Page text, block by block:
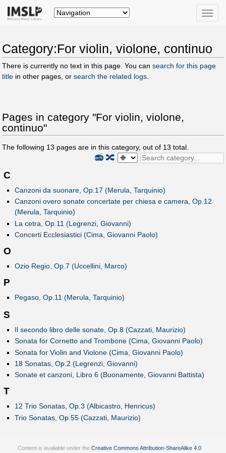
Toggle
Category:For violin, violone, continuo
There is currently no text in this page. You can search for this page
title in other pages, or search the related logs
Pages in category "For violin, violone,
continuo"
The following 13 pages are in this category, out of 13 total.
🔀
📻
C
Canzoni da suonare, Op.17 (Merula, Tarquinio)
Canzoni overo sonate concertate per chiesa e camera, Op.12
(Merula, Tarquinio)
La cetra, Op.11 (Legrenzi, Giovanni)
Concerti Ecclesiastici (Cima, Giovanni Paolo)
O
Ozio Regio, Op.7 (Uccellini, Marco)
P
Pegaso, Op.11 (Merula, Tarquinio)
S
Il secondo libro delle sonate, Op.8 (Cazzati, Maurizio)
Sonata for Cornetto and Trombone (Cima, Giovanni Paolo)
Sonata for Violin and Violone (Cima, Giovanni Paolo)
18 Sonatas, Op.2 (Legrenzi, Giovanni)
Sonate et canzoni, Libro 6 (Buonamente, Giovanni Battista)
T
12 Trio Sonatas, Op.3 (Albicastro, Henricus)
Trio Sonatas, Op.55 (Cazzati, Maurizio)
Content is available under the Creative Commons Attribution-ShareAlike 4.0